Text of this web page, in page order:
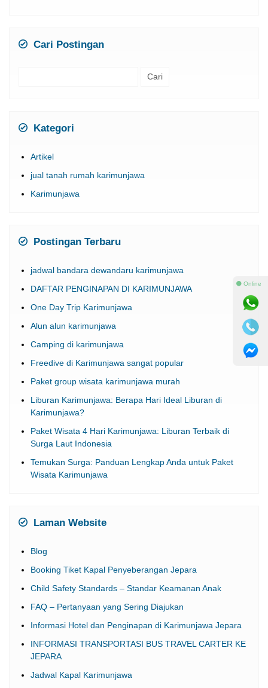
Cari Postingan
Kategori
Artikel
jual tanah rumah karimunjawa
Karimunjawa
Postingan Terbaru
jadwal bandara dewandaru karimunjawa
DAFTAR PENGINAPAN DI KARIMUNJAWA
One Day Trip Karimunjawa
Alun alun karimunjawa
Camping di karimunjawa
Freedive di Karimunjawa sangat popular
Paket group wisata karimunjawa murah
Liburan Karimunjawa: Berapa Hari Ideal Liburan di
Karimunjawa?
Paket Wisata 4 Hari Karimunjawa: Liburan Terbaik di
Surga Laut Indonesia
Temukan Surga: Panduan Lengkap Anda untuk Paket
Wisata Karimunjawa
Laman Website
Blog
Booking Tiket Kapal Penyeberangan Jepara
Child Safety Standards – Standar Keamanan Anak
FAQ – Pertanyaan yang Sering Diajukan
Informasi Hotel dan Penginapan di Karimunjawa Jepara
INFORMASI TRANSPORTASI BUS TRAVEL CARTER KE
JEPARA
Jadwal Kapal Karimunjawa
⚫ Online